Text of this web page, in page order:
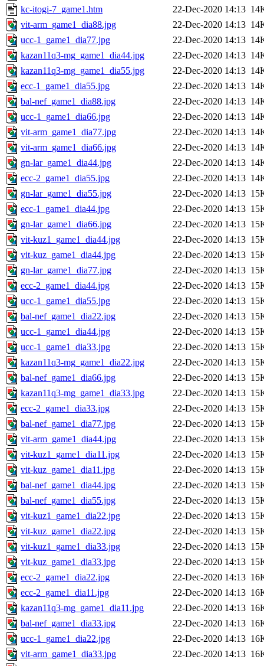
kc-itogi-7_game1.htm
22-Dec-2020 14:13
vit-arm_game1_dia88.jpg
22-Dec-2020 14:13
ucc-1_game1_dia77.jpg
22-Dec-2020 14:13
kazan11q3-mg_game1_dia44.jpg
22-Dec-2020 14:13
kazan11q3-mg_game1_dia55.jpg
22-Dec-2020 14:13
ecc-1_game1_dia55.jpg
22-Dec-2020 14:13
bal-nef_game1_dia88.jpg
22-Dec-2020 14:13
ucc-1_game1_dia66.jpg
22-Dec-2020 14:13
vit-arm_game1_dia77.jpg
22-Dec-2020 14:13
vit-arm_game1_dia66.jpg
22-Dec-2020 14:13
gn-lar_game1_dia44.jpg
22-Dec-2020 14:13
ecc-2_game1_dia55.jpg
22-Dec-2020 14:13
gn-lar_game1_dia55.jpg
22-Dec-2020 14:13
ecc-1_game1_dia44.jpg
22-Dec-2020 14:13
gn-lar_game1_dia66.jpg
22-Dec-2020 14:13
vit-kuz1_game1_dia44.jpg
22-Dec-2020 14:13
vit-kuz_game1_dia44.jpg
22-Dec-2020 14:13
gn-lar_game1_dia77.jpg
22-Dec-2020 14:13
ecc-2_game1_dia44.jpg
22-Dec-2020 14:13
ucc-1_game1_dia55.jpg
22-Dec-2020 14:13
bal-nef_game1_dia22.jpg
22-Dec-2020 14:13
ucc-1_game1_dia44.jpg
22-Dec-2020 14:13
ucc-1_game1_dia33.jpg
22-Dec-2020 14:13
kazan11q3-mg_game1_dia22.jpg
22-Dec-2020 14:13
bal-nef_game1_dia66.jpg
22-Dec-2020 14:13
kazan11q3-mg_game1_dia33.jpg
22-Dec-2020 14:13
ecc-2_game1_dia33.jpg
22-Dec-2020 14:13
bal-nef_game1_dia77.jpg
22-Dec-2020 14:13
vit-arm_game1_dia44.jpg
22-Dec-2020 14:13
vit-kuz1_game1_dia11.jpg
22-Dec-2020 14:13
vit-kuz_game1_dia11.jpg
22-Dec-2020 14:13
bal-nef_game1_dia44.jpg
22-Dec-2020 14:13
bal-nef_game1_dia55.jpg
22-Dec-2020 14:13
vit-kuz1_game1_dia22.jpg
22-Dec-2020 14:13
vit-kuz_game1_dia22.jpg
22-Dec-2020 14:13
vit-kuz1_game1_dia33.jpg
22-Dec-2020 14:13
vit-kuz_game1_dia33.jpg
22-Dec-2020 14:13
ecc-2_game1_dia22.jpg
22-Dec-2020 14:13
ecc-2_game1_dia11.jpg
22-Dec-2020 14:13
kazan11q3-mg_game1_dia11.jpg
22-Dec-2020 14:13
bal-nef_game1_dia33.jpg
22-Dec-2020 14:13
ucc-1_game1_dia22.jpg
22-Dec-2020 14:13
vit-arm_game1_dia33.jpg
22-Dec-2020 14:13